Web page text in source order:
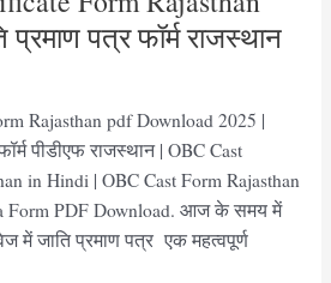
पत्र फॉर्म राजस्थान
Rajasthan pdf Download 2025 |
पीडीएफ राजस्थान | OBC Cast
in Hindi | OBC Cast Form Rajasthan
Form PDF Download. आज के समय में
में जाति प्रमाण पत्र एक महत्वपूर्ण